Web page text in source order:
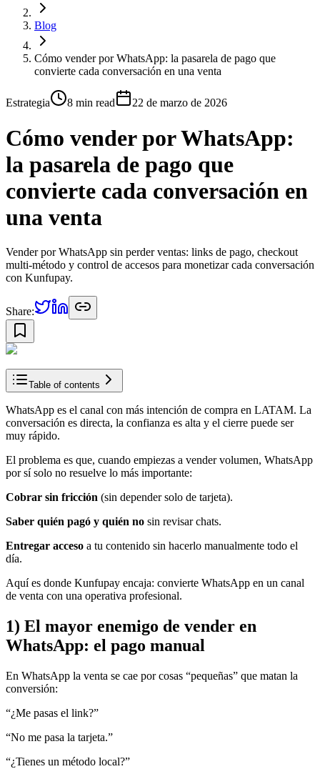
Blog
Cómo vender por WhatsApp: la pasarela de pago que
convierte cada conversación en una venta
Estrategia 8 min read 22 de marzo de 2026
Cómo vender por WhatsApp:
la pasarela de pago que
convierte cada conversación en
una venta
Vender por WhatsApp sin perder ventas: links de pago, checkout
multi-método y control de accesos para monetizar cada conversación
con Kunfupay.
Share:
Table of contents
WhatsApp es el canal con más intención de compra en LATAM. La
conversación es directa, la confianza es alta y el cierre puede ser
muy rápido.
El problema es que, cuando empiezas a vender volumen, WhatsApp
por sí solo no resuelve lo más importante:
Cobrar sin fricción (sin depender solo de tarjeta).
Saber quién pagó y quién no sin revisar chats.
Entregar acceso a tu contenido sin hacerlo manualmente todo el
día.
Aquí es donde Kunfupay encaja: convierte WhatsApp en un canal
de venta con una operativa profesional.
1) El mayor enemigo de vender en
WhatsApp: el pago manual
En WhatsApp la venta se cae por cosas “pequeñas” que matan la
conversión:
“¿Me pasas el link?”
“No me pasa la tarjeta.”
“¿Tienes un método local?”